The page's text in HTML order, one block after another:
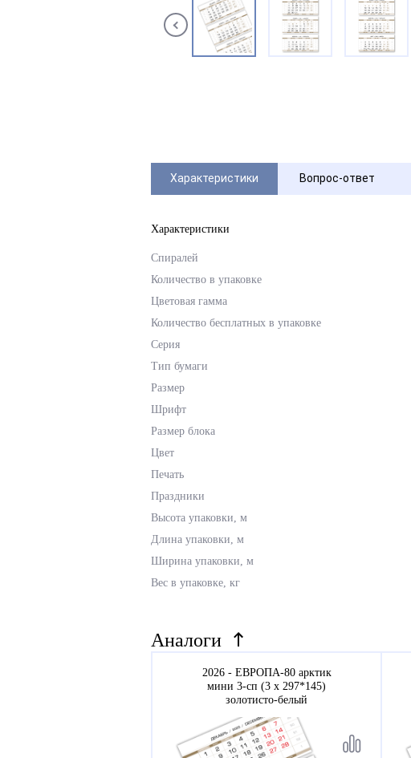
Характеристики Вопрос-ответ
Характеристики
Спиралей
Количество в упаковке
Цветовая гамма
Количество бесплатных в упаковке
Серия
Тип бумаги
Размер
Шрифт
Размер блока
Цвет
Печать
Праздники
Высота упаковки, м
Длина упаковки, м
Ширина упаковки, м
Вес в упаковке, кг
Аналоги
2026 - ЕВРОПА-80 арктик
мини 3-сп (3 х 297*145)
золотисто-белый